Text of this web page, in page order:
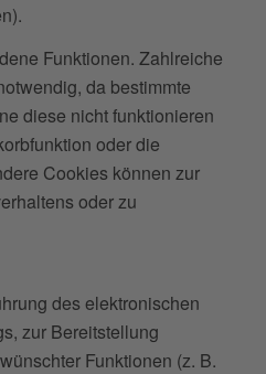
Funktionen. Zahlreiche
da bestimmte
diese nicht funktionieren
oder die
Cookies können zur
oder zu
des elektronischen
zur Bereitstellung
Funktionen (z. B.